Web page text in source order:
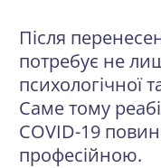
Після
потребує не
психологічної
Саме тому
COVID-19
професійною.